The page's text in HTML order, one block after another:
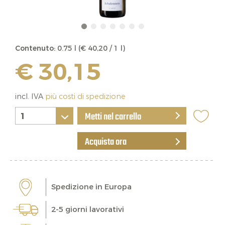
Contenuto: 0.75 l (€ 40,20 / 1 l)
€ 30,15
incl. IVA più costi di spedizione
Metti nel carrello
Acquista ora
Spedizione in Europa
2-5 giorni lavorativi